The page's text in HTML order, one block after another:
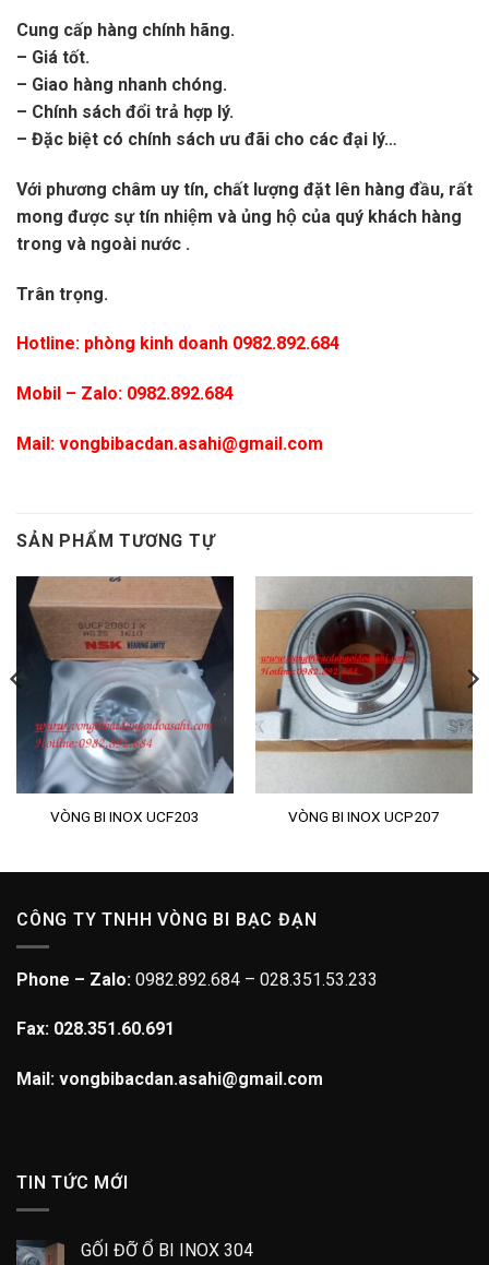
Cung cấp hàng chính hãng.
– Giá tốt.
– Giao hàng nhanh chóng.
– Chính sách đổi trả hợp lý.
– Đặc biệt có chính sách ưu đãi cho các đại lý…
Với phương châm uy tín, chất lượng đặt lên hàng đầu, rất
mong được sự tín nhiệm và ủng hộ của quý khách hàng
trong và ngoài nước .
Trân trọng.
Hotline: phòng kinh doanh 0982.892.684
Mobil – Zalo: 0982.892.684
Mail: vongbibacdan.asahi@gmail.com
SẢN PHẨM TƯƠNG TỰ
VÒNG BI INOX UCF203 VÒNG BI INOX UCP207
CÔNG TY TNHH VÒNG BI BẠC ĐẠN
Phone – Zalo: 0982.892.684 – 028.351.53.233
Fax: 028.351.60.691
Mail: vongbibacdan.asahi@gmail.com
TIN TỨC MỚI
GỐI ĐỠ Ổ BI INOX 304